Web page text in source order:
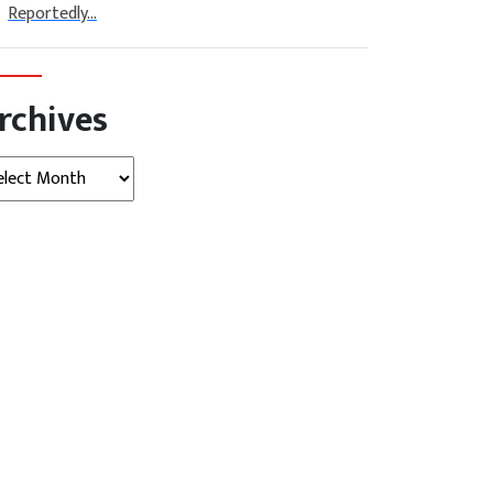
Reportedly...